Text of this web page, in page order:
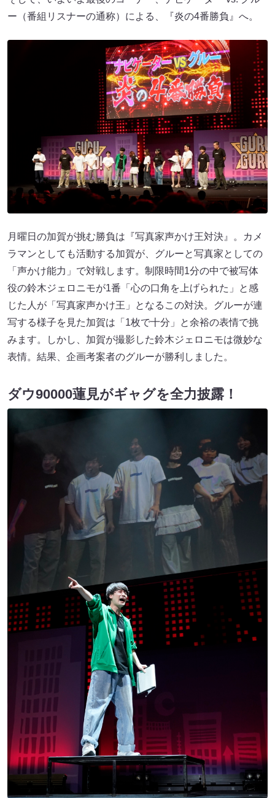
ー（番組リスナーの通称）による、『炎の4番勝負』へ。
月曜日の加賀が挑む勝負は『写真家声かけ王対決』。カメ
ラマンとしても活動する加賀が、グルーと写真家としての
「声かけ能力」で対戦します。制限時間1分の中で被写体
役の鈴木ジェロニモが1番「心の口角を上げられた」と感
じた人が「写真家声かけ王」となるこの対決。グルーが連
写する様子を見た加賀は「1枚で十分」と余裕の表情で挑
みます。しかし、加賀が撮影した鈴木ジェロニモは微妙な
表情。結果、企画考案者のグルーが勝利しました。
ダウ90000蓮見がギャグを全力披露！